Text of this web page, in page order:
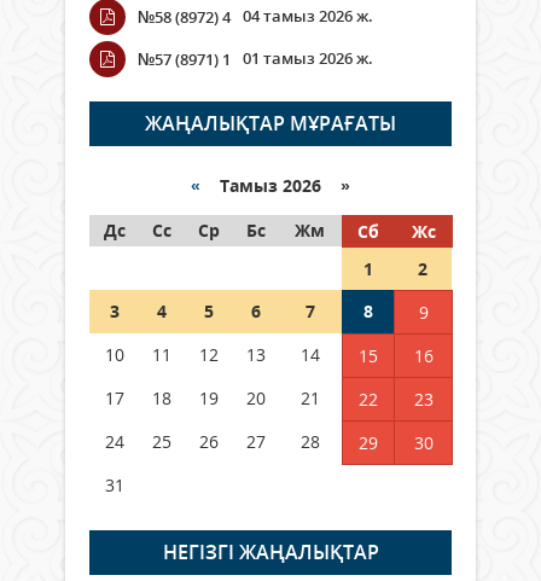
Wi-Fi ҚАБЫРҒА АРҚЫЛЫ ҚАЛАЙ
ӨТЕДІ?
06 тамыз 2026 ж. 265
граждане Казахстана,
05 тамыз 2026 ж. 146
Шетелде жүрген Қазақстан
азаматтары қалай дауыс бере
№58 (8972) 4 04 тамыз 2026 ж.
№57 (8971) 1
01 тамыз 2026 ж.
ЖАҢАЛЫҚТАР МҰРАҒАТЫ
« Тамыз 2026 »
Дс
Сс Ср Бс Жм Сб
Жс
1
2
3
4 5 6 7 8
9
10
11 12 13 14 15
16
17
18 19 20 21 22
23
24
25 26 27 28 29
30
31
НЕГIЗГI ЖАҢАЛЫҚТАР